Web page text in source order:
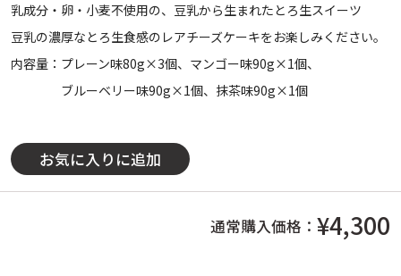
乳成分・卵・小麦不使用の、豆乳から生まれたとろ生スイーツ
豆乳の濃厚なとろ生食感のレアチーズケーキをお楽しみください。
内容量：プレーン味80g×3個、マンゴー味90g×1個、
ブルーベリー味90g×1個、抹茶味90g×1個
お気に入りに追加
通常購入価格：¥4,300